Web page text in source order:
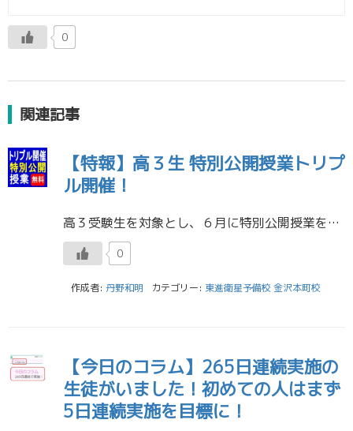
0
関連記事
【特報】高３生 特別公開授業トリプ
ル開催！
高３受験生を対象とし、６月に特別公開授業をトリプル開催いたします。 ／ ６月６日（月） 村瀬哲史先生「共通テスト90％突破の地理B」 ６月７日（火） 志田晶先生「東大京大対策数学ⅠAⅡB（理文共通）」 ６月13日（月） […]
0
作成者: 丹野和明 カテゴリー: 東進衛星予備校 金沢本町校
【今日のコラム】265日連続実施の
生徒がいました！初めての人はまず
5日連続実施を目標に！